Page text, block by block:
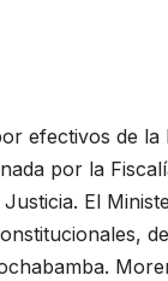
efectivos de la
por la
El